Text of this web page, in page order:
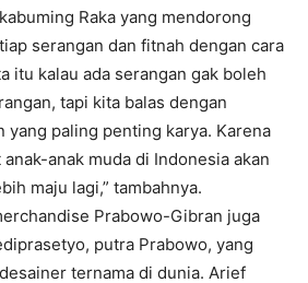
Raka yang mendorong
serangan dan fitnah dengan cara
itu kalau ada serangan gak boleh
tapi kita balas dengan
yang paling penting karya. Karena
anak muda di Indonesia akan
maju lagi,” tambahnya.
Prabowo-Gibran juga
putra Prabowo, yang
ternama di dunia. Arief